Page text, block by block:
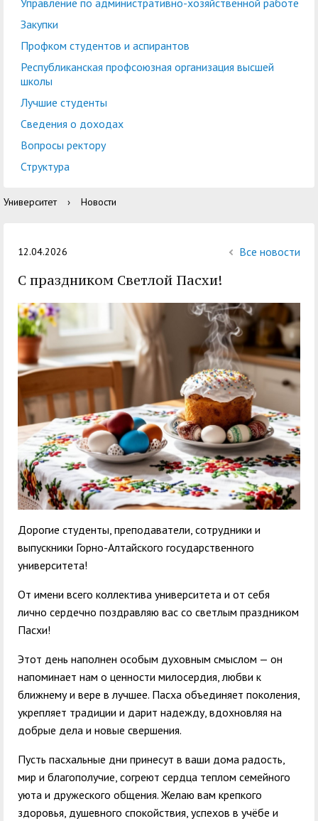
Международная
деятельность
Управление по
административно-
Закупки
Республиканская
организация высшей
Центр тестирования
иностранных граждан
по русскому языку
Центр развития
компетенций
Центр русского языка
обучающихся ГАГУ
Образовательный
модуль «Обучение
служением»
Информация о
предоставлении
академического
отпуска обучающимся
Управление по административно-хозяйственной работе
Закупки
Профком студентов и аспирантов
Республиканская профсоюзная организация высшей
школы
Лучшие студенты
Сведения о доходах
Вопросы ректору
Структура
Университет › Новости
12.04.2026 Все новости
С праздником Светлой Пасхи!
Дорогие студенты, преподаватели, сотрудники и
выпускники Горно-Алтайского государственного
университета!
От имени всего коллектива университета и от себя
лично сердечно поздравляю вас со светлым праздником
Пасхи!
Этот день наполнен особым духовным смыслом — он
напоминает нам о ценности милосердия, любви к
ближнему и вере в лучшее. Пасха объединяет поколения,
укрепляет традиции и дарит надежду, вдохновляя на
добрые дела и новые свершения.
Пусть пасхальные дни принесут в ваши дома радость,
мир и благополучие, согреют сердца теплом семейного
уюта и дружеского общения. Желаю вам крепкого
здоровья, душевного спокойствия, успехов в учёбе и